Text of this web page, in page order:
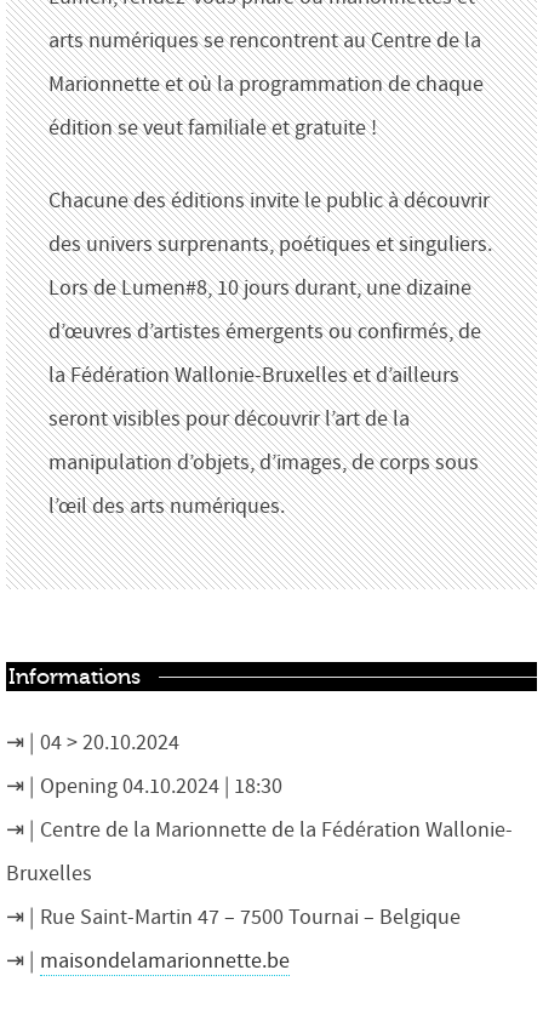
arts numériques se rencontrent au Centre de la
Marionnette et où la programmation de chaque
édition se veut familiale et gratuite !
Chacune des éditions invite le public à découvrir
des univers surprenants, poétiques et singuliers.
Lors de Lumen#8, 10 jours durant, une dizaine
d’œuvres d’artistes émergents ou confirmés, de
la Fédération Wallonie-Bruxelles et d’ailleurs
seront visibles pour découvrir l’art de la
manipulation d’objets, d’images, de corps sous
l’œil des arts numériques.
Informations
04 > 20.10.2024
Opening 04.10.2024 | 18:30
Centre de la Marionnette de la Fédération Wallonie-
Bruxelles
Rue Saint-Martin 47 – 7500 Tournai – Belgique
maisondelamarionnette.be